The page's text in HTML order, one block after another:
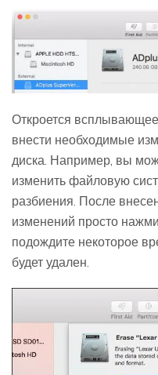
Откроется
внести необходимые
диска. Например, вы
изменить файловую
разбиения. После
изменений просто
подождите некоторое
будет удален.